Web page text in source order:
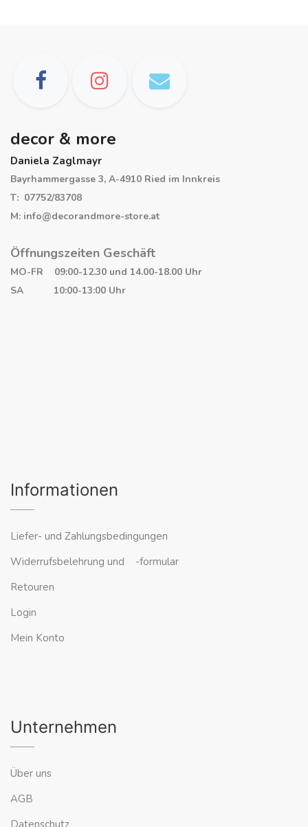
decor & more
Daniela Zaglmayr
Bayrhammergasse 3, A-4910 Ried im Innkreis
T: 07752/83708
M: info@decorandmore-store.at
Öffnungszeiten Geschäft
MO-FR 09:00-12.30 und 14.00-18.00 Uhr
SA 10:00-13:00 Uhr
Informationen
Liefer- und Zahlungsbedingungen
Widerrufsbelehrung und -formular
Retouren
Login
Mein Konto
Unternehmen
Über uns
AGB